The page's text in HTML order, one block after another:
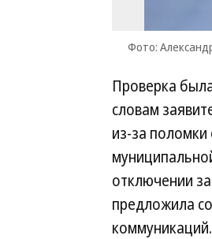
Фото:
Проверка
словам
из-за
отключении
предложила
коммуникаций.